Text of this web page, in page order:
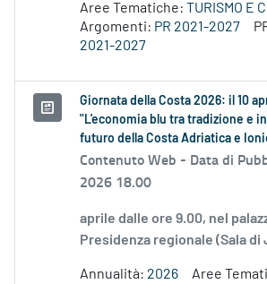
Aree Tematiche: TURISMO E
Argomenti: PR 2021-2027
2021-2027
Giornata della Costa 2026: il 10
"L'economia blu tra tradizione e
futuro della Costa Adriatica e
Contenuto Web - Data di
2026 18.00
aprile dalle ore 9.00, nel
Presidenza regionale (Sala di
Annualità: 2026
Aree